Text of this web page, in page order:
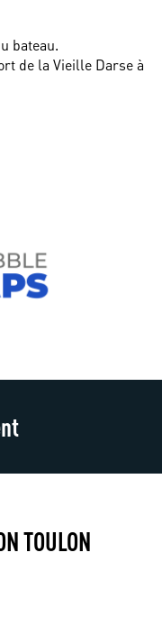
bateau.
de la Vieille Darse à
TOULON